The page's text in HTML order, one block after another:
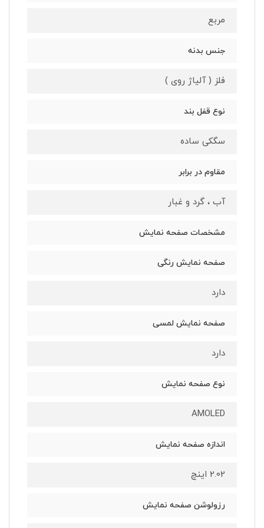
مربع
جنس بدنه
فلز ( آلیاژ روی )
نوع قفل بند
سگکی ساده
مقاوم در برابر
آب ، گرد و غبار
مشخصات صفحه نمایش
صفحه نمایش رنگی
دارد
صفحه نمایش لمسی
دارد
نوع صفحه نمایش
AMOLED
اندازه صفحه نمایش
2.02 اینچ
رزولوشن صفحه نمایش